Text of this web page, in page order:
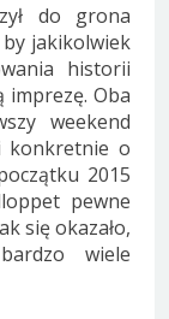
do grona
jakikolwiek
historii
imprezę. Oba
weekend
konkretnie o
2015
pewne
się okazało,
wiele